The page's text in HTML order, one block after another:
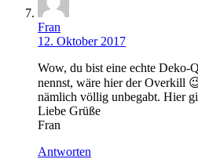
Fran
12. Oktober 2017
Wow, du bist eine echte Deko-
nennst, wäre hier der Overkill
nämlich völlig unbegabt. Hier
Liebe Grüße
Fran
Antworten